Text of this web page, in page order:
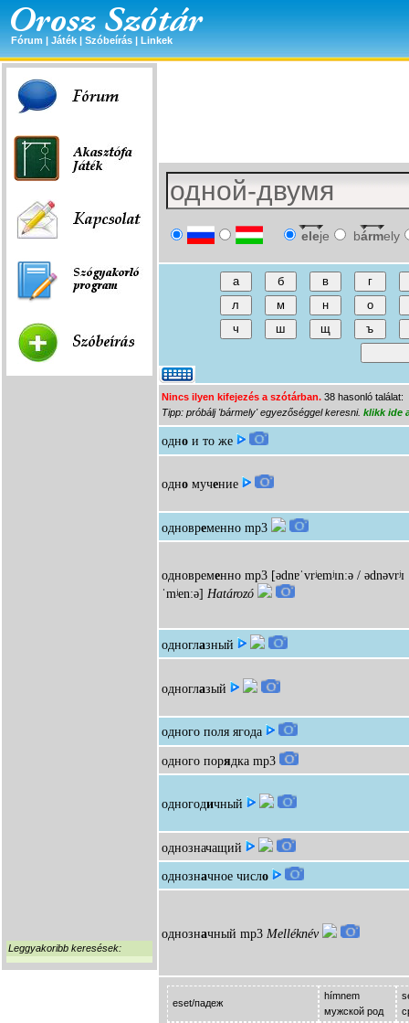
Fórum | Játék | Szóbeírás | Linkek
Leggyakoribb keresések:
eleje bármely
Nincs ilyen kifejezés a szótárban. 38 hasonló találat:
Tipp: próbálj 'bármely' egyezőséggel keresni. klikk ide
одно и то же
одно мучение
одновременно mp3
одновременно mp3 [ədnɐˈvrʲemʲɪnːə / ədnəvrʲɪ
ˈmʲenːə] Határozó
одноглазный
одноглазый
одного поля ягода
одного порядка mp3
одногодичный
однозначащий
однозначное число
однозначный mp3 Melléknév
eset/падеж
hímnem
мужской род